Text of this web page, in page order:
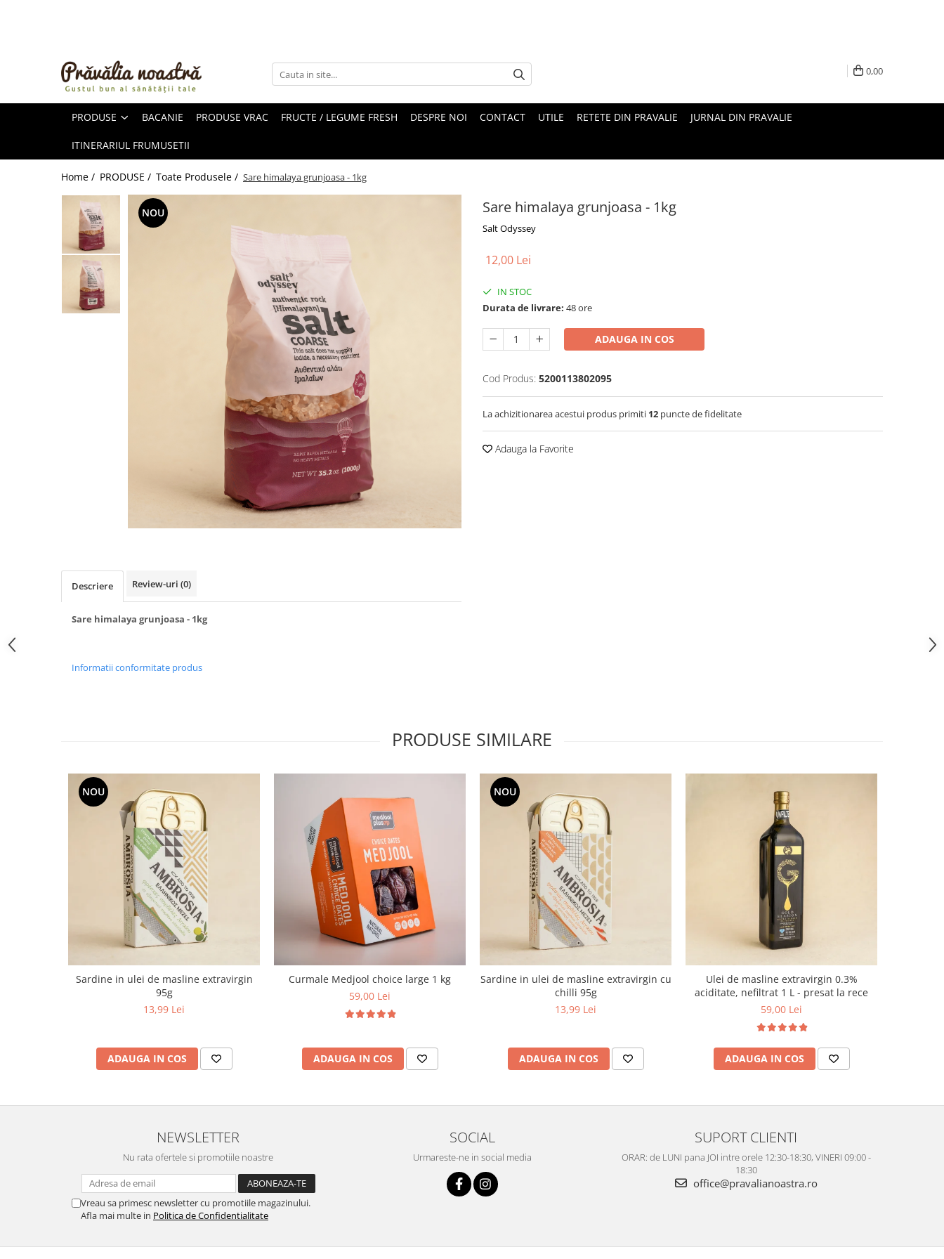
ULEIURI ȘI UNTURI
FRUCTE DESHIDRATATE
ÎNDULCITORI NATURALI / MIERE
FRUCTE LA CONSERVĂ
OȚETURI ȘI SOSURI
FĂINĂ FĂRĂ GLUTEN
BĂUTURI / LAPTE VEGETAL
OREZ ȘI CEREALE
TOATE PRODUSELE
0,00
PRODUSE BACANIE PRODUSE VRAC FRUCTE / LEGUME FRESH DESPRE NOI CONTACT UTILE RETETE DIN PRAVALIE JURNAL DIN PRAVALIE
ITINERARIUL FRUMUSETII
Home / PRODUSE / Toate Produsele / Sare himalaya grunjoasa - 1kg
Sare himalaya grunjoasa - 1kg
Salt Odyssey
NOU
12,00 Lei
IN STOC
Durata de livrare: 48 ore
ADAUGA IN COS
Cod Produs: 5200113802095
La achizitionarea acestui produs primiti 12 puncte de fidelitate
Adauga la Favorite
Descriere Review-uri (0)
Sare himalaya grunjoasa - 1kg
Informatii conformitate produs
PRODUSE SIMILARE
NOU
Sardine in ulei de masline extravirgin
95g
13,99 Lei
ADAUGA IN COS
Curmale Medjool choice large 1 kg
59,00 Lei
ADAUGA IN COS
NOU
Sardine in ulei de masline extravirgin cu
chilli 95g
13,99 Lei
ADAUGA IN COS
Ulei de masline extravirgin 0.3%
aciditate, nefiltrat 1 L - presat la rece
59,00 Lei
ADAUGA IN COS
NEWSLETTER
Nu rata ofertele si promotiile noastre
Vreau sa primesc newsletter cu promotiile magazinului.
Afla mai multe in Politica de Confidentialitate
SOCIAL
Urmareste-ne in social media
SUPORT CLIENTI
ORAR: de LUNI pana JOI intre orele 12:30-18:30, VINERI 09:00 -
18:30
office@pravalianoastra.ro